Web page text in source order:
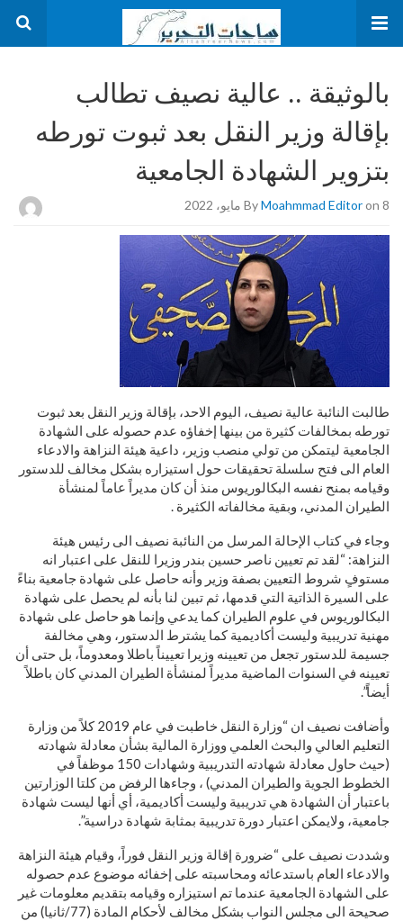
بالوثيقة .. عالية نصيف تطالب
بإقالة وزير النقل بعد ثبوت تورطه
بتزوير الشهادة الجامعية
ByMoahmmad Editoron 8 مايو، 2022
طالبت النائبة عالية نصيف، اليوم الاحد، بإقالة وزير النقل بعد ثبوت
تورطه بمخالفات كثيرة من بينها إخفاؤه عدم حصوله على الشهادة
الجامعية ليتمكن من تولي منصب وزير، داعية هيئة النزاهة والادعاء
العام الى فتح سلسلة تحقيقات حول استيزاره بشكل مخالف للدستور
وقيامه بمنح نفسه البكالوريوس منذ أن كان مديراً عاماً لمنشأة
الطيران المدني، وبقية مخالفاته الكثيرة .
وجاء في كتاب الإحالة المرسل من النائبة نصيف الى رئيس هيئة
النزاهة: “لقد تم تعيين ناصر حسين بندر وزيرا للنقل على اعتبار انه
مستوفٍ شروط التعيين بصفة وزير وأنه حاصل على شهادة جامعية بناءً
على السيرة الذاتية التي قدمها، ‏ثم تبين لنا بأنه لم يحصل على شهادة
البكالوريوس في علوم الطيران كما يدعي وإنما هو حاصل على شهادة
مهنية تدريبية وليست أكاديمية كما يشترط الدستور، وهي مخالفة
جسيمة للدستور تجعل من تعيينه وزيرا تعييناً باطلا ومعدوماً، بل حتى أن
تعيينه في السنوات الماضية مديراً لمنشأة الطيران المدني كان باطلاً
أيضاً”.
وأضافت نصيف ‏ان “وزارة النقل خاطبت في عام 2019 كلاً من وزارة
التعليم العالي والبحث العلمي ووزارة المالية بشأن معادلة شهادته
(حيث حاول معادلة شهادته التدريبية وشهادات 150 موظفاً في
الخطوط الجوية والطيران المدني) ، وجاءها الرفض من كلتا الوزارتين
باعتبار أن الشهادة هي تدريبية وليست أكاديمية، أي أنها ليست شهادة
جامعية، ولايمكن اعتبار دورة تدريبية بمثابة شهادة دراسية”.
وشددت نصيف على “ضرورة إقالة وزير النقل فوراً، وقيام هيئة النزاهة
والادعاء العام باستدعائه ومحاسبته على إخفائه موضوع عدم حصوله
على الشهادة الجامعية عندما تم استيزاره وقيامه بتقديم معلومات غير
صحيحة الى مجلس النواب بشكل مخالف لأحكام المادة (77/ثانيا) من